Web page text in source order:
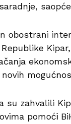
obostrani
Republike
su zahvalili
pomoći